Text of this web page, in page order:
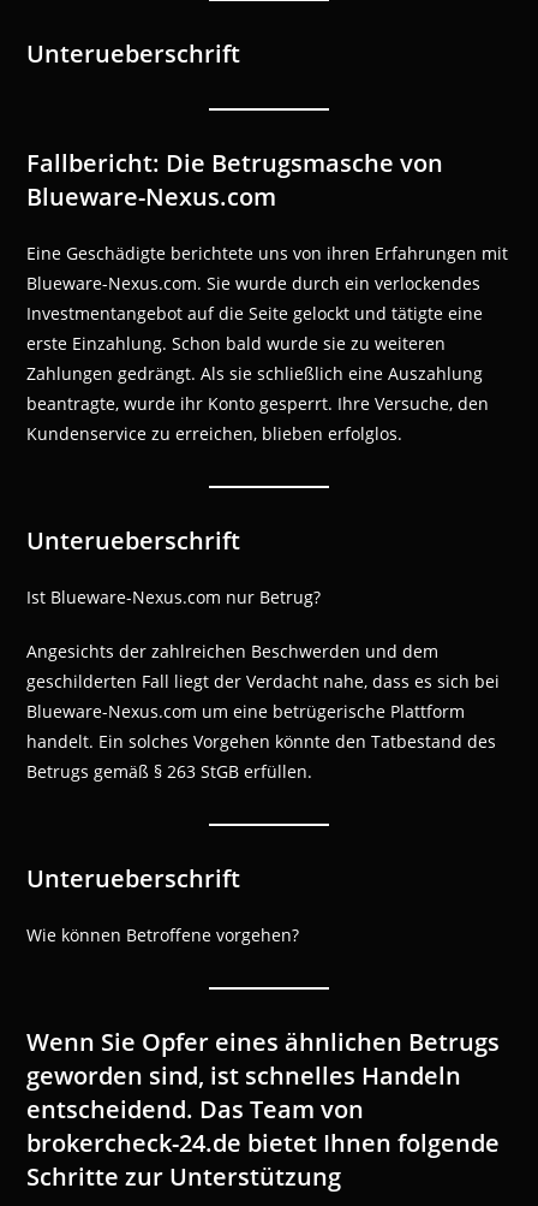
Unterueberschrift
Fallbericht: Die Betrugsmasche von
Blueware-Nexus.com
Eine Geschädigte berichtete uns von ihren Erfahrungen mit
Blueware-Nexus.com. Sie wurde durch ein verlockendes
Investmentangebot auf die Seite gelockt und tätigte eine
erste Einzahlung. Schon bald wurde sie zu weiteren
Zahlungen gedrängt. Als sie schließlich eine Auszahlung
beantragte, wurde ihr Konto gesperrt. Ihre Versuche, den
Kundenservice zu erreichen, blieben erfolglos.
Unterueberschrift
Ist Blueware-Nexus.com nur Betrug?
Angesichts der zahlreichen Beschwerden und dem
geschilderten Fall liegt der Verdacht nahe, dass es sich bei
Blueware-Nexus.com um eine betrügerische Plattform
handelt. Ein solches Vorgehen könnte den Tatbestand des
Betrugs gemäß § 263 StGB erfüllen.
Unterueberschrift
Wie können Betroffene vorgehen?
Wenn Sie Opfer eines ähnlichen Betrugs
geworden sind, ist schnelles Handeln
entscheidend. Das Team von
brokercheck-24.de bietet Ihnen folgende
Schritte zur Unterstützung